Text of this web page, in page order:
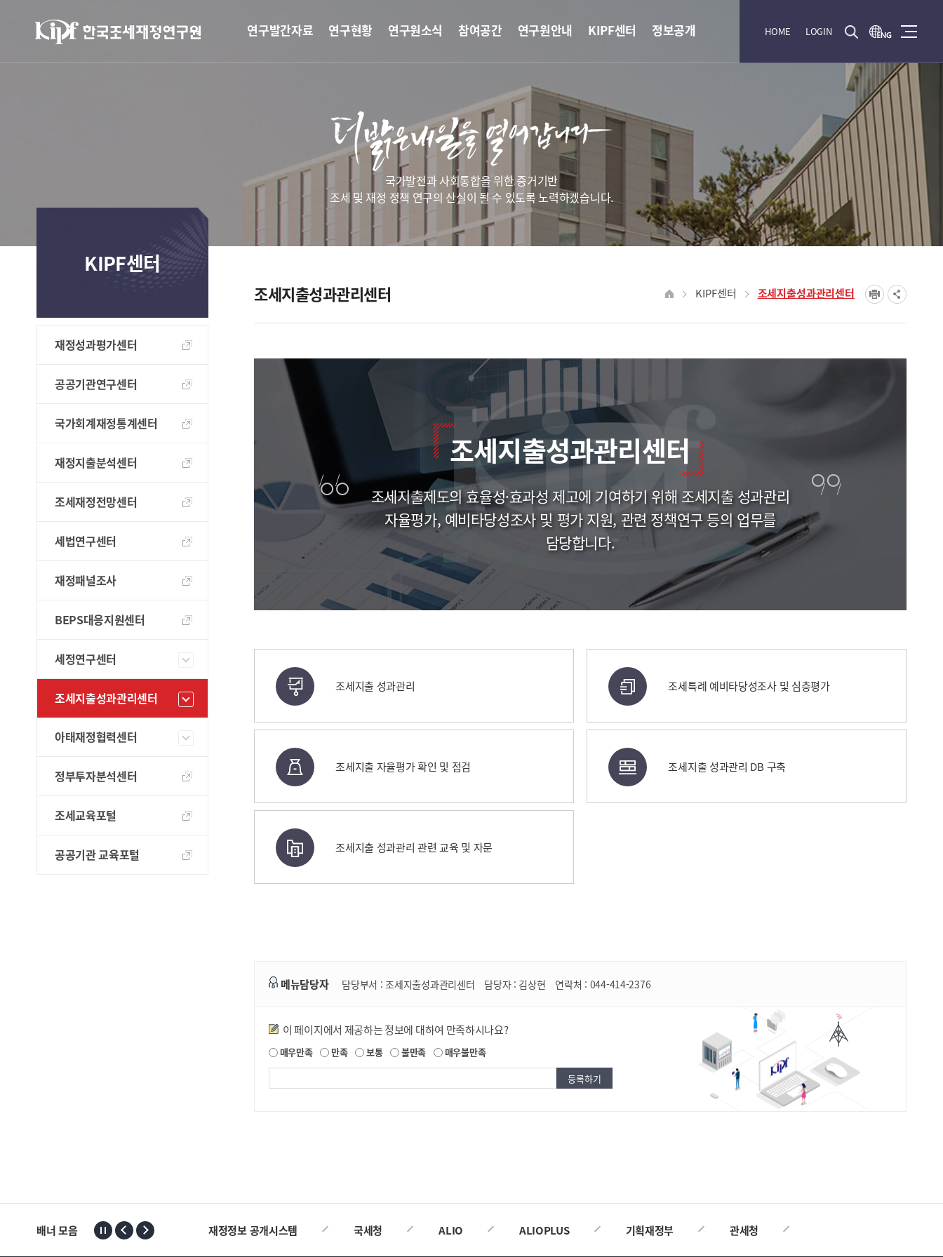
HOME LOGIN
연구발간자료 연구현황 연구원소식 참여공간 연구원안내 KIPF센터 정보공개
국가발전과 사회통합을 위한 증거기반
조세 및 재정 정책 연구의 산실이 될 수 있도록 노력하겠습니다.
KIPF센터
재정성과평가센터
공공기관연구센터
국가회계재정통계센터
재정지출분석센터
조세재정전망센터
세법연구센터
재정패널조사
BEPS대응지원센터
세정연구센터
조세지출성과관리센터
아태재정협력센터
정부투자분석센터
조세교육포털
공공기관 교육포털
조세지출성과관리센터 KIPF센터 조세지출성과관리센터
조세지출성과관리센터
조세지출제도의 효율성·효과성 제고에 기여하기 위해 조세지출 성과관리
자율평가, 예비타당성조사 및 평가 지원, 관련 정책연구 등의 업무를
담당합니다.
조세지출 성과관리 조세특례 예비타당성조사 및 심층평가
조세지출 자율평가 확인 및 점검 조세지출 성과관리 DB 구축
조세지출 성과관리 관련 교육 및 자문
메뉴담당자 담당부서 :조세지출성과관리센터 담당자 : 김상현 연락처 : 044-414-2376
만족도조사
이 페이지에서 제공하는 정보에 대하여 만족하시나요?
매우만족 만족 보통 불만족 매우불만족
배너 모음 재정정보 공개시스템 국세청 ALIO ALIOPLUS 기획재정부 관세청